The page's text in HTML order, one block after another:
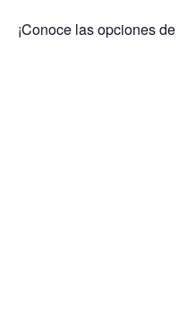
¡Conoce las opciones